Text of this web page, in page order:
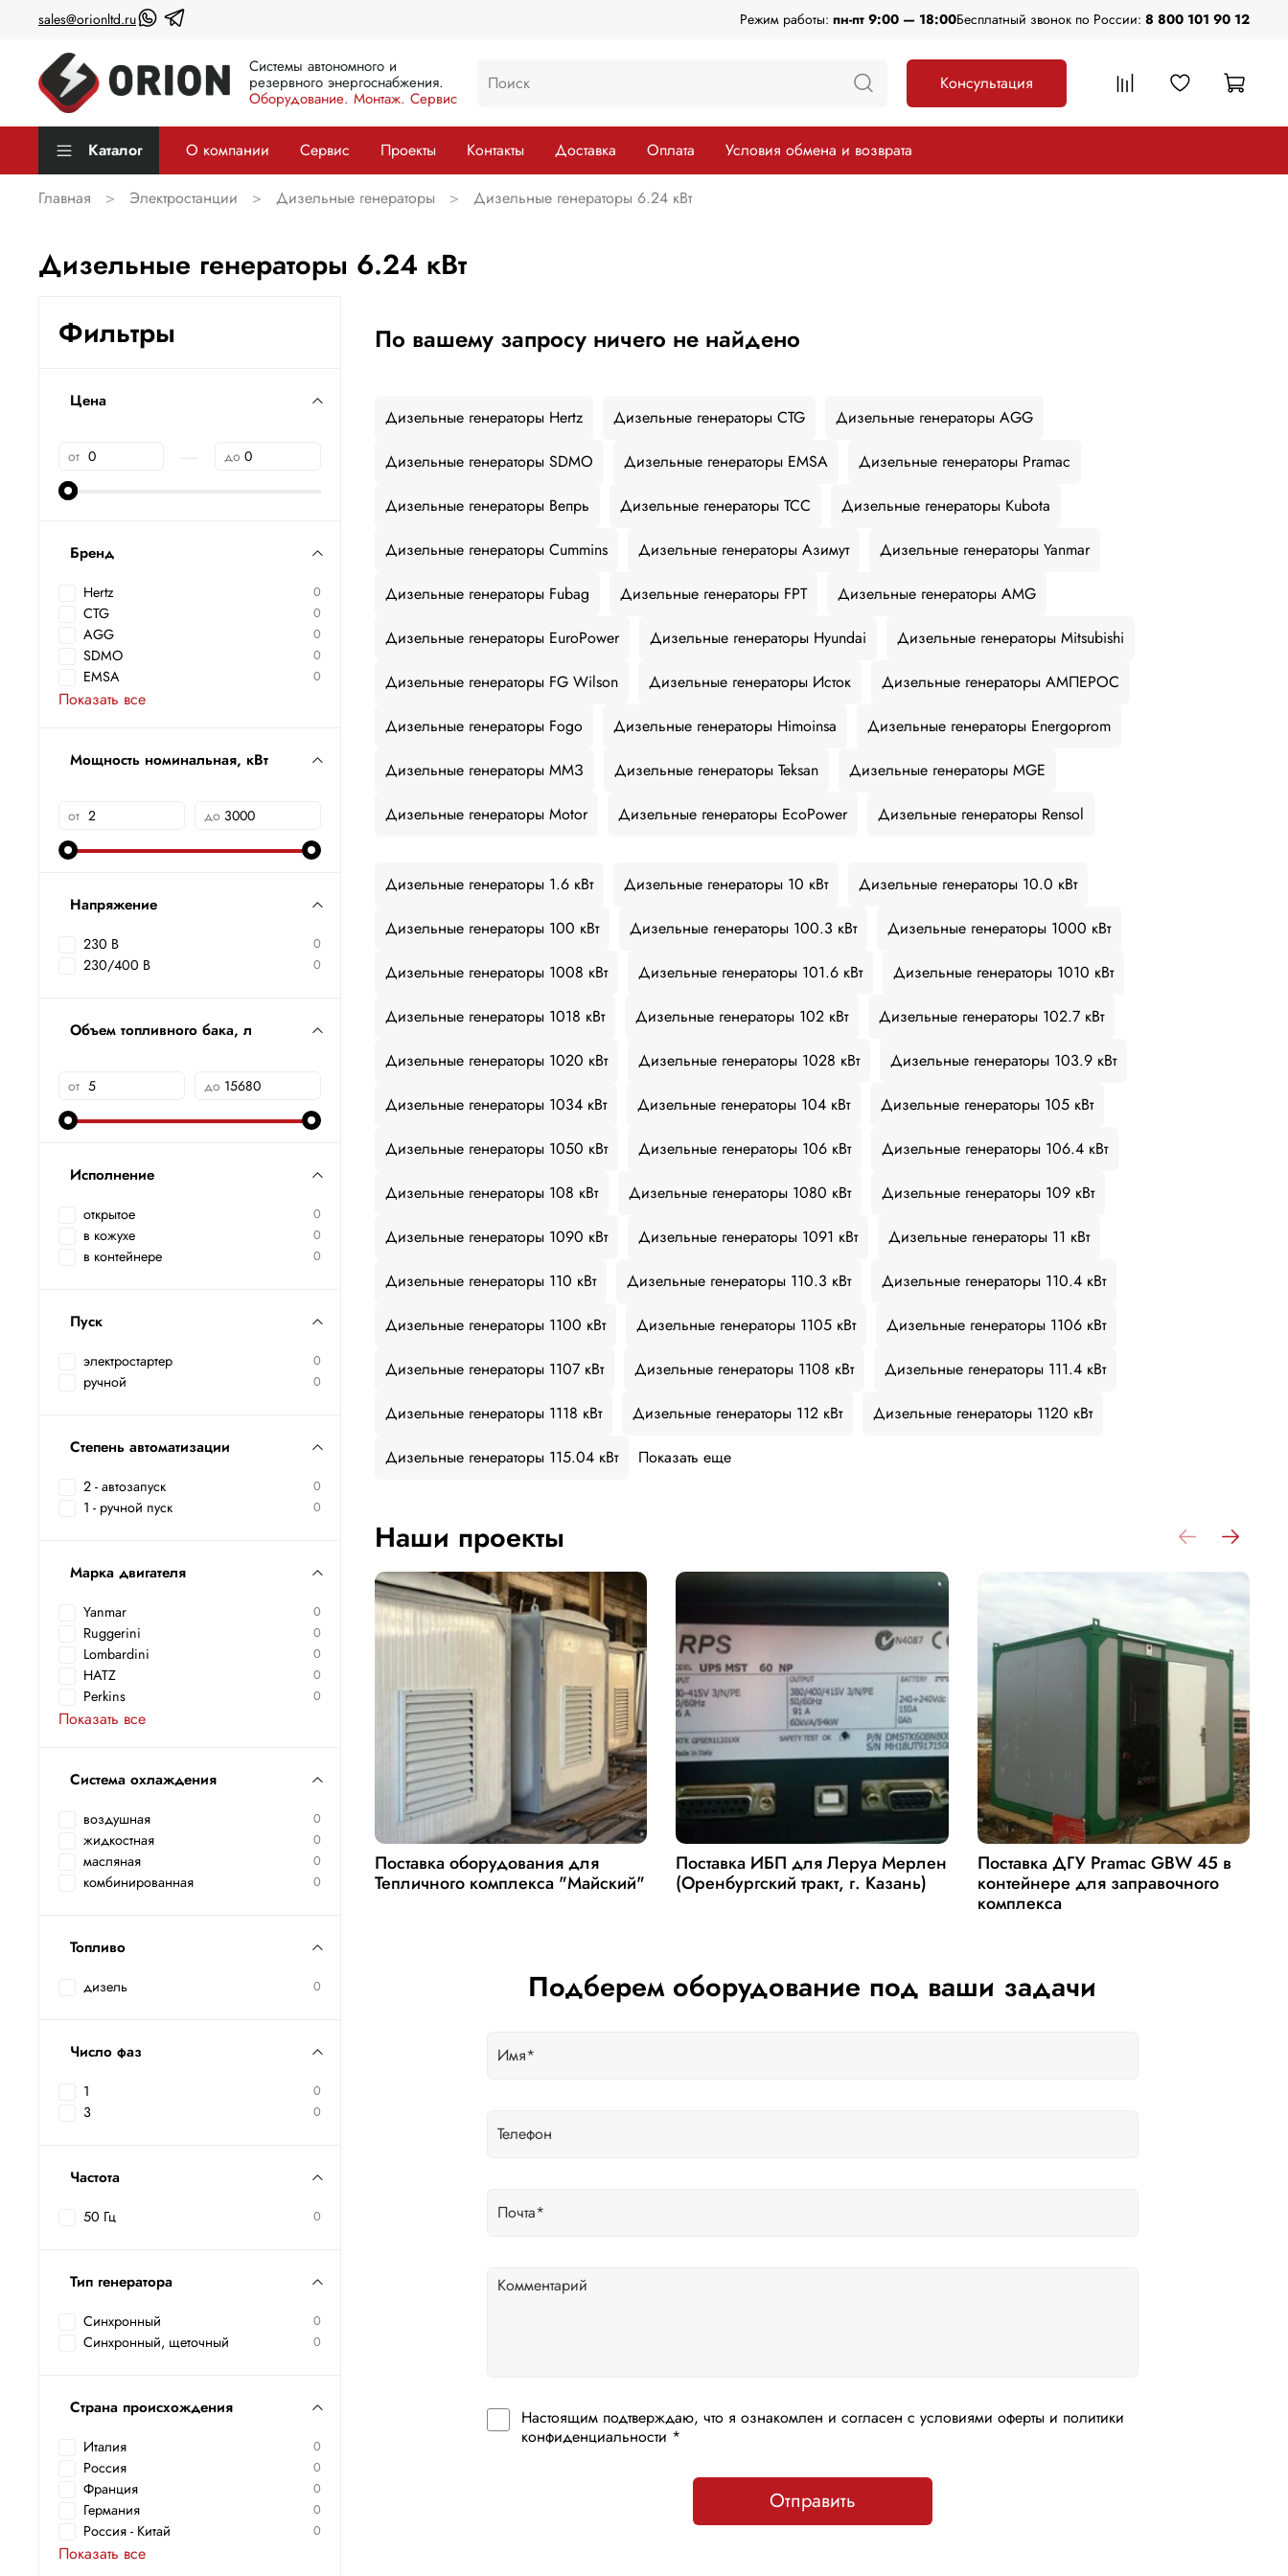
sales@orionltd.ru Режим работы: пн-пт 9:00 — 18:00Бесплатный звонок по России: 8 800 101 90 12
Системы автономного и
резервного энергоснабжения.
Оборудование. Монтаж. Сервис
Консультация
Каталог О компании Сервис Проекты Контакты Доставка Оплата Условия обмена и возврата
Главная Электростанции Дизельные генераторы Дизельные генераторы 6.24 кВт
Дизельные генераторы 6.24 кВт
По вашему запросу ничего не найдено
Дизельные генераторы Hertz Дизельные генераторы CTG
Дизельные генераторы AGG
Дизельные генераторы SDMO
Дизельные генераторы EMSA
Дизельные генераторы Pramac
Дизельные генераторы Вепрь
Дизельные генераторы ТСС
Дизельные генераторы Kubota
Дизельные генераторы Cummins
Дизельные генераторы Азимут
Дизельные генераторы Yanmar
Дизельные генераторы Fubag
Дизельные генераторы FPT
Дизельные генераторы AMG
Дизельные генераторы EuroPower
Дизельные генераторы Hyundai
Дизельные генераторы Mitsubishi
Дизельные генераторы FG Wilson
Дизельные генераторы Исток
Дизельные генераторы АМПЕРОС
Дизельные генераторы Fogo
Дизельные генераторы Himoinsa
Дизельные генераторы Energoprom
Дизельные генераторы ММЗ
Дизельные генераторы Teksan
Дизельные генераторы MGE
Дизельные генераторы Motor
Дизельные генераторы EcoPower Дизельные генераторы Rensol
Дизельные генераторы 1.6 кВт Дизельные генераторы 10 кВт
Дизельные генераторы 10.0 кВт
Дизельные генераторы 100 кВт
Дизельные генераторы 100.3 кВт
Дизельные генераторы 1000 кВт
Дизельные генераторы 1008 кВт
Дизельные генераторы 101.6 кВт
Дизельные генераторы 1010 кВт
Дизельные генераторы 1018 кВт
Дизельные генераторы 102 кВт
Дизельные генераторы 102.7 кВт
Дизельные генераторы 1020 кВт
Дизельные генераторы 1028 кВт
Дизельные генераторы 103.9 кВт
Дизельные генераторы 1034 кВт
Дизельные генераторы 104 кВт
Дизельные генераторы 105 кВт
Дизельные генераторы 1050 кВт
Дизельные генераторы 106 кВт
Дизельные генераторы 106.4 кВт
Дизельные генераторы 108 кВт
Дизельные генераторы 1080 кВт
Дизельные генераторы 109 кВт
Дизельные генераторы 1090 кВт
Дизельные генераторы 1091 кВт
Дизельные генераторы 11 кВт
Дизельные генераторы 110 кВт
Дизельные генераторы 110.3 кВт
Дизельные генераторы 110.4 кВт
Дизельные генераторы 1100 кВт
Дизельные генераторы 1105 кВт
Дизельные генераторы 1106 кВт
Дизельные генераторы 1107 кВт
Дизельные генераторы 1108 кВт
Дизельные генераторы 111.4 кВт
Дизельные генераторы 1118 кВт
Дизельные генераторы 112 кВт
Дизельные генераторы 1120 кВт
Дизельные генераторы 115.04 кВт
Показать еще
Наши проекты
Поставка оборудования для
Тепличного комплекса "Майский"
Поставка ИБП для Леруа Мерлен
(Оренбургский тракт, г. Казань)
Поставка ДГУ Pramac GBW 45 в
контейнере для заправочного
комплекса
Подберем оборудование под ваши задачи
Настоящим подтверждаю, что я ознакомлен и согласен с условиями оферты и политики
конфиденциальности *
Отправить
Фильтры
Цена
от до
Бренд
Hertz 0
CTG 0
AGG 0
SDMO 0
EMSA 0
Показать все
Мощность номинальная, кВт
от до
Напряжение
230 В 0
230/400 В 0
Объем топливного бака, л
от до
Исполнение
открытое 0
в кожухе 0
в контейнере 0
Пуск
электростартер 0
ручной 0
Степень автоматизации
2 - автозапуск 0
1 - ручной пуск 0
Марка двигателя
Yanmar 0
Ruggerini 0
Lombardini 0
HATZ 0
Perkins 0
Показать все
Система охлаждения
воздушная 0
жидкостная 0
масляная 0
комбинированная 0
Топливо
дизель 0
Число фаз
1 0
3 0
Частота
50 Гц 0
Тип генератора
Синхронный 0
Синхронный, щеточный 0
Страна происхождения
Италия 0
Россия 0
Франция 0
Германия 0
Россия - Китай 0
Показать все